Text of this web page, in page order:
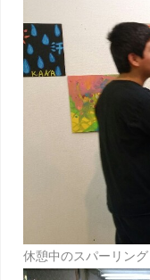
休憩中のスパーリング